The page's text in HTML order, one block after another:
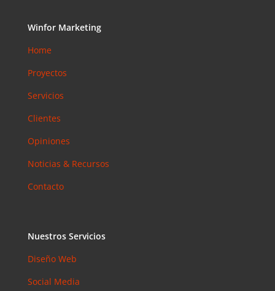
ad web
pymes en
la norma
que ya es
en 2026
Email
en 2026:
Por Qué
Mejor ROI
arios
Winfor Marketing
Home
Proyectos
Servicios
Clientes
Opiniones
Noticias & Recursos
Contacto
Nuestros Servicios
Diseño Web
Social Media